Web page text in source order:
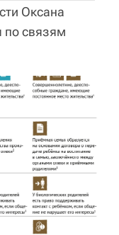
Оксана
по связям